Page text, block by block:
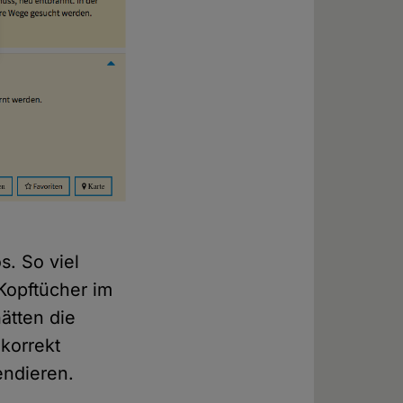
So viel
im
die